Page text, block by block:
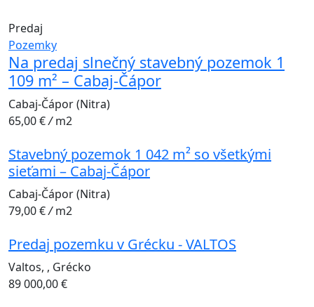
Predaj
Pozemky
Na predaj slnečný stavebný pozemok 1
109 m² – Cabaj-Čápor
Cabaj-Čápor (Nitra)
65,00 €/m2
Stavebný pozemok 1 042 m² so všetkými
sieťami – Cabaj-Čápor
Cabaj-Čápor (Nitra)
79,00 €/m2
Predaj pozemku v Grécku - VALTOS
Valtos, , Grécko
89 000,00 €